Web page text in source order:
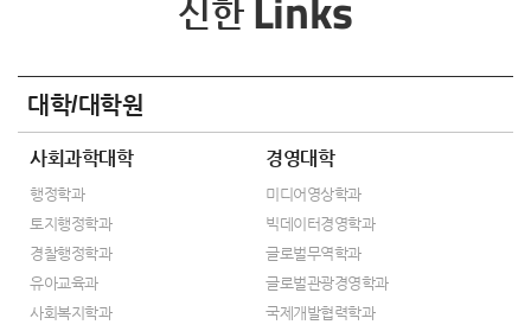
신한
대학/대학원
사회과학대학
행정학과
토지행정학과
경찰행정학과
유아교육과
사회복지학과
경영대학
미디어영상학과
빅데이터경영학과
글로벌무역학과
글로벌관광경영학과
국제개발협력학과